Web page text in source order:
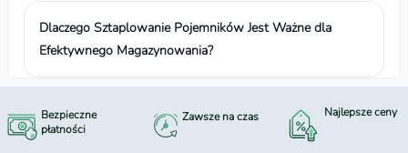
Dlaczego Sztaplowanie Pojemników Jest Ważne dla
Efektywnego Magazynowania?
Bezpieczne
płatności
Zawsze na czas Najlepsze ceny